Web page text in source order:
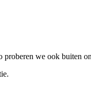
we ook buiten